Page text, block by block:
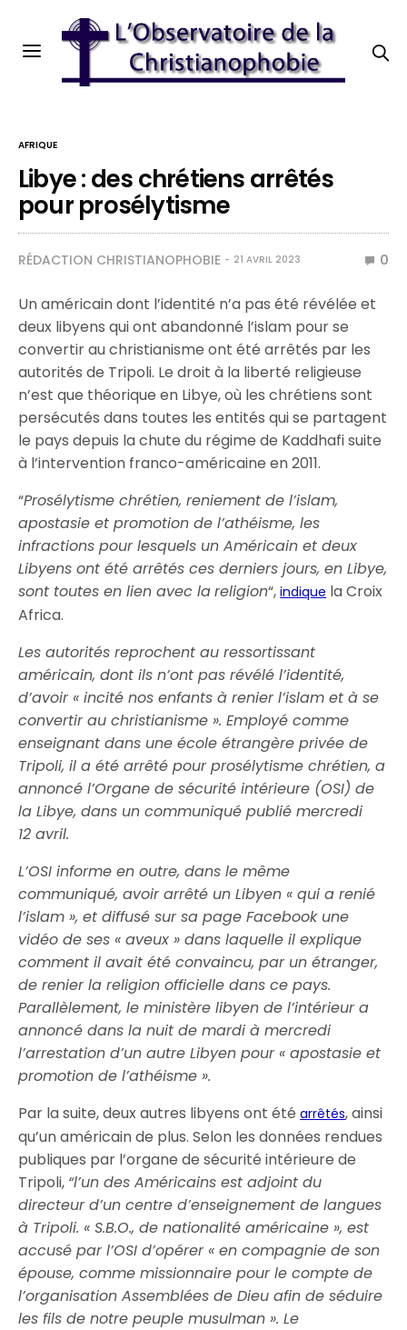
AFRIQUE
Libye : des chrétiens arrêtés
pour prosélytisme
RÉDACTION CHRISTIANOPHOBIE 21 AVRIL 2023 0
Un américain dont l’identité n’a pas été révélée et
deux libyens qui ont abandonné l’islam pour se
convertir au christianisme ont été arrêtés par les
autorités de Tripoli. Le droit à la liberté religieuse
n’est que théorique en Libye, où les chrétiens sont
persécutés dans toutes les entités qui se partagent
le pays depuis la chute du régime de Kaddhafi suite
à l’intervention franco-américaine en 2011.
“Prosélytisme chrétien, reniement de l’islam,
apostasie et promotion de l’athéisme, les
infractions pour lesquels un Américain et deux
Libyens ont été arrêtés ces derniers jours, en Libye,
sont toutes en lien avec lareligion“,indique la Croix
Africa.
Les autorités reprochent au ressortissant
américain, dont ils n’ont pas révélé l’identité,
d’avoir « incité nos enfants à renier l’islam et à se
convertir au christianisme ». Employé comme
enseignant dans une école étrangère privée de
Tripoli, il a été arrêté pour prosélytisme chrétien, a
annoncé l’Organe de sécurité intérieure (OSI) de
la Libye, dans un communiqué publié mercredi
12 avril.
L’OSI informe en outre, dans le même
communiqué, avoir arrêté un Libyen « qui a renié
l’islam », et diffusé sur sa page Facebook une
vidéo de ses « aveux » dans laquelle il explique
comment il avait été convaincu, par un étranger,
de renier la religion officielle dans ce pays.
Parallèlement, le ministère libyen de l’intérieur a
annoncé dans la nuit de mardi à mercredi
l’arrestation d’un autre Libyen pour « apostasie et
promotion de l’athéisme ».
Par la suite, deux autres libyens ont étéarrêtés, ainsi
qu’un américain de plus. Selon les données rendues
publiques par l’organe de sécurité intérieure de
Tripoli, “l’un des Américains est adjoint du
directeur d’un centre d’enseignement de langues
à Tripoli. « S.B.O., de nationalité américaine », est
accusé par l’OSI d’opérer « en compagnie de son
épouse, comme missionnaire pour le compte de
l’organisation Assemblées de Dieu afin de séduire
les fils de notre peuple musulman ». Le